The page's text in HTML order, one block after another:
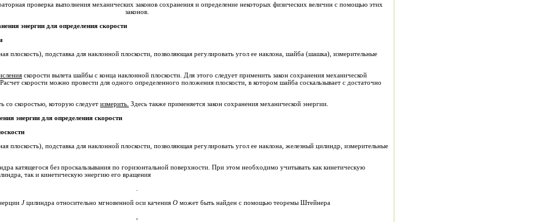
проверка выполнения механических законов сохранения и определение некоторых физических величин с помощью этих
законов.
Применение законам сохранения энергии для определения скорости
подставка для наклонной плоскости, позволяющая регулировать угол ее наклона, шайба (шашка), измерительные
скорости вылета шайбы с конца наклонной плоскости. Для этого следует применить закон сохранения механической
скорости можно провести для одного определенного положения плоскости, в котором шайба соскальзывает с достаточно
со скоростью, которую следует измерить. Здесь также применяется закон сохранения механической энергии.
энергии для определения скорости
подставка для наклонной плоскости, позволяющая регулировать угол ее наклона, железный цилиндр, измерительные
катящегося без проскальзывания по горизонтальной поверхности. При этом необходимо учитывать как кинетическую
так и кинетическую энергию его вращения
Jцилиндра относительно мгновенной оси качения О может быть найден с помощью теоремы Штейнера